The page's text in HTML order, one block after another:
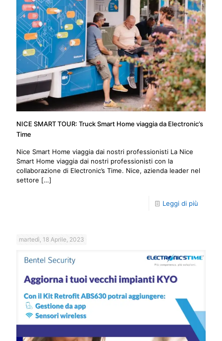
NICE SMART TOUR: Truck Smart Home viaggia da Electronic’s
Time
Nice Smart Home viaggia dai nostri professionisti La Nice
Smart Home viaggia dai nostri professionisti con la
collaborazione di Electronic’s Time. Nice, azienda leader nel
settore […]
Leggi di più
martedì, 18 Aprile, 2023